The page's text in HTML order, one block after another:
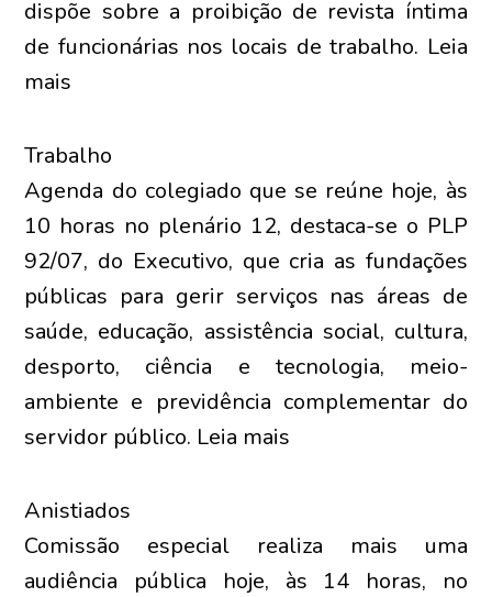
dispõe sobre a proibição de revista íntima
de funcionárias nos locais de trabalho. Leia
mais
Trabalho
Agenda do colegiado que se reúne hoje, às
10 horas no plenário 12, destaca-se o PLP
92/07, do Executivo, que cria as fundações
públicas para gerir serviços nas áreas de
saúde, educação, assistência social, cultura,
desporto, ciência e tecnologia, meio-
ambiente e previdência complementar do
servidor público. Leia mais
Anistiados
Comissão especial realiza mais uma
audiência pública hoje, às 14 horas, no